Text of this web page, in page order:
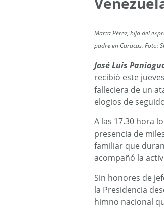
Marta Pérez, hija del
padre en Caracas. Foto:
José Luis
recibió este
falleciera de un
elogios de
A las 17.30 hora
presencia de
familiar que
acompañó la
Sin honores de
la Presidencia
himno nacional